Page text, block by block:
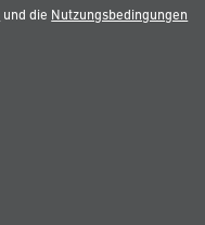
und die Nutzungsbedingungen